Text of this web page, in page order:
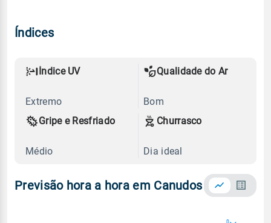
Índices
Índice UV
Extremo
Qualidade do Ar
Bom
Gripe e Resfriado
Médio
Churrasco
Dia ideal
Previsão hora a hora em Canudos